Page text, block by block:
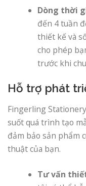
Dòng thời
đến 4 tuần
thiết kế và
cho phép
trước khi
Hỗ trợ phát
Fingerling
suốt quá trình tạo
đảm bảo sản phẩm
thuật của bạn.
Tư vấn